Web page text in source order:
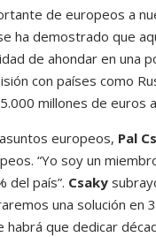
de europeos a
ha demostrado que
de ahondar en una
con países como
millones de euros
europeos, Pal
“Yo soy un
del país”. Csaky
una solución en
que dedicar